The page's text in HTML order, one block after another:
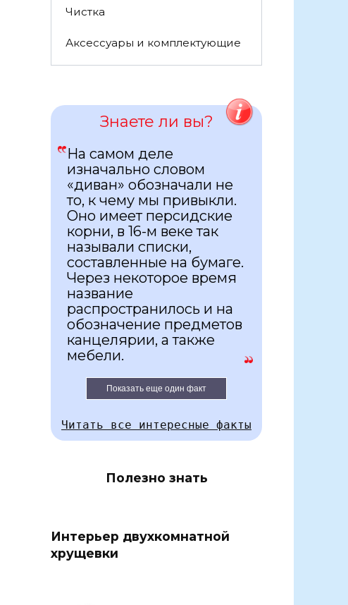
Чистка
Аксессуары и комплектующие
Знаете ли вы?
На самом деле
изначально словом
«диван» обозначали не
то, к чему мы привыкли.
Оно имеет персидские
корни, в 16-м веке так
называли списки,
составленные на бумаге.
Через некоторое время
название
распространилось и на
обозначение предметов
канцелярии, а также
мебели.
Показать еще один факт
Читать все интересные факты
Полезно знать
Интерьер двухкомнатной
хрущевки